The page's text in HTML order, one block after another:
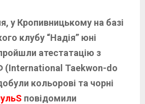
у Кропивницькому на базі
клубу “Надія” юні
атестатацію з
(International Taekwon-do
кольорові та чорні
повідомили